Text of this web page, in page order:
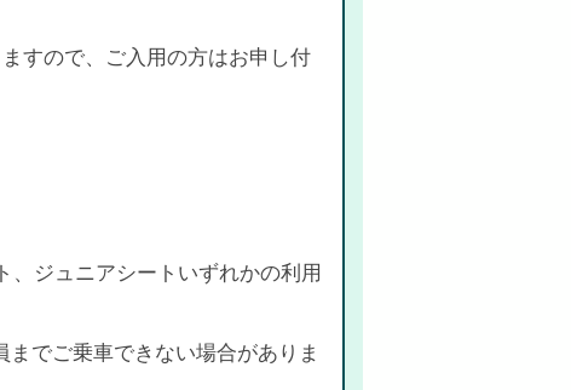
すので、ご入用の方はお申し付
ジュニアシートいずれかの利用
でご乗車できない場合がありま